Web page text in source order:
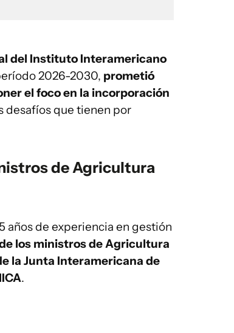
del Instituto Interamericano
2026-2030, prometió
el foco en la incorporación
desafíos que tienen por
de Agricultura
años de experiencia en gestión
los ministros de Agricultura
la Junta Interamericana de
.